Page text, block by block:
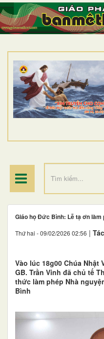
TRANG NHẤT
GIỚI THIỆU
DÒNG TU
BAN MỤC VỤ
ĐOÀN THỂ CG
ĐIỂM HÀNH HƯƠNG
Giáo họ Đức Bình: Lễ tạ ơn làm
Thứ hai - 09/02/2026 02:56 |
Vào lúc 18g00 Chúa
GB. Trần Vinh đã chủ tế
thức làm phép Nhà
Bình